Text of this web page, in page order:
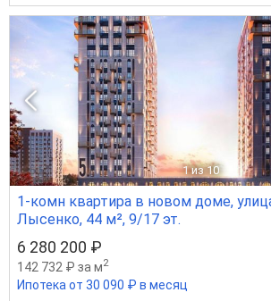
1 из 10
1-комн квартира в новом доме,
Лысенко, 44 м², 9/17 эт.
6 280 200 ₽
142 732 ₽ за м2
Ипотека от 30 090 ₽ в месяц